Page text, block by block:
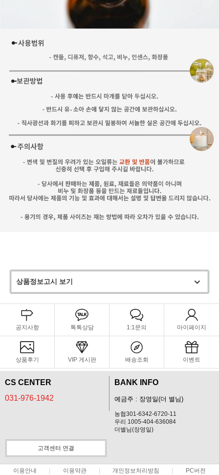
상품정보고시 보기
공지사항 톡톡상담 1:1문의 마이페이지
상품후기 VIP 게시판 배송조회 이벤트
CS CENTER
031-976-1942
BANK INFO
예금주 : 장영일(더 별님)
농협301-6342-6720-11
우리 1005-404-636084
더별님(장영일)
고객센터 연결
이용안내 이용약관 개인정보처리방침 PC버전